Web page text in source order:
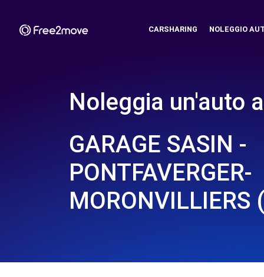
CARSHARING NOLEGGIO
Noleggia un'auto a
GARAGE SASIN -
PONTFAVERGER-
MORONVILLIERS